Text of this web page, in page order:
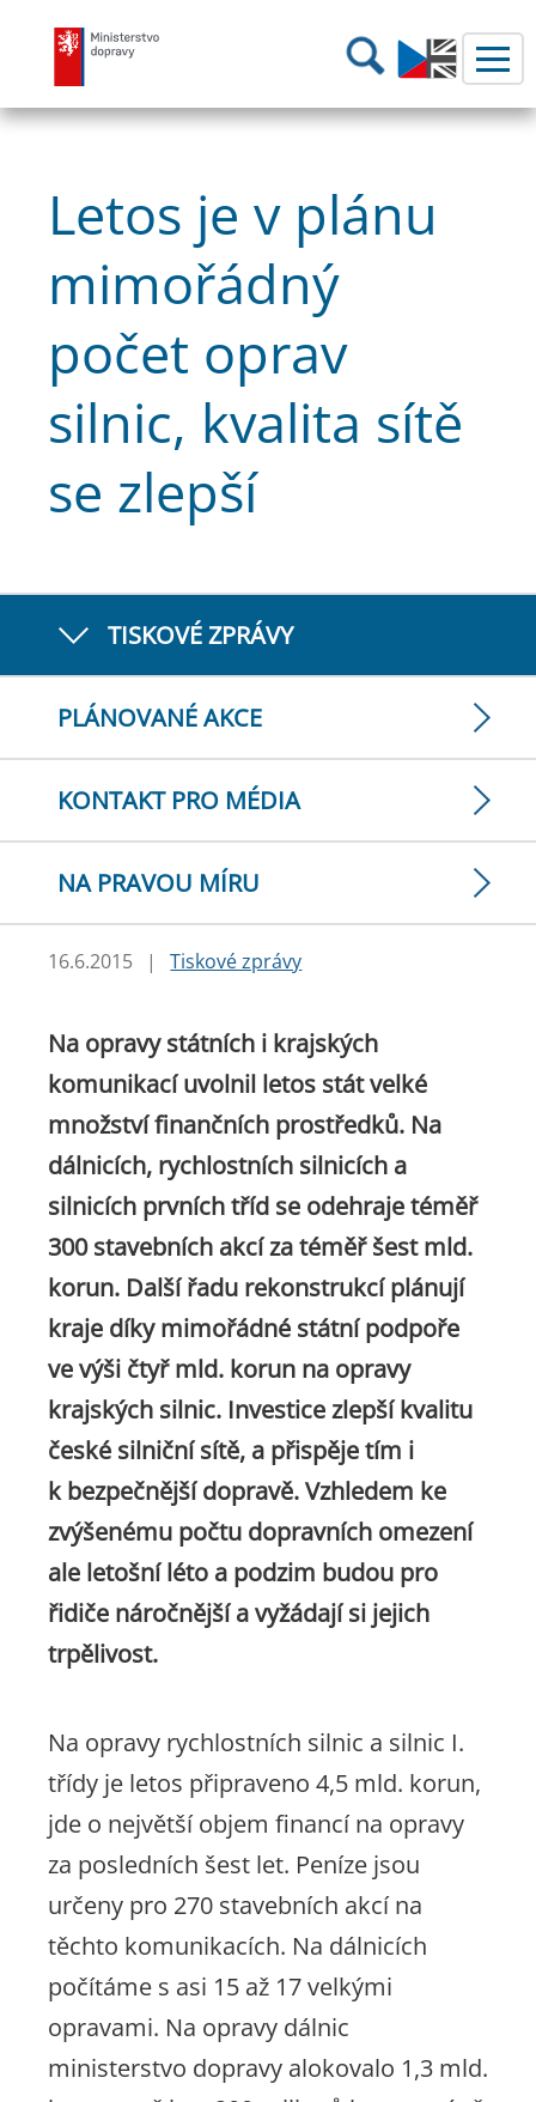
Ministerstvo dopravy Hledání
Letos je v plánu
mimořádný
počet oprav
silnic, kvalita sítě
se zlepší
TISKOVÉ ZPRÁVY
PLÁNOVANÉ AKCE
KONTAKT PRO MÉDIA
NA PRAVOU MÍRU
16.6.2015 | Tiskové zprávy
Na opravy státních i krajských
komunikací uvolnil letos stát velké
množství finančních prostředků. Na
dálnicích, rychlostních silnicích a
silnicích prvních tříd se odehraje téměř
300 stavebních akcí za téměř šest mld.
korun. Další řadu rekonstrukcí plánují
kraje díky mimořádné státní podpoře
ve výši čtyř mld. korun na opravy
krajských silnic. Investice zlepší kvalitu
české silniční sítě, a přispěje tím i
k bezpečnější dopravě. Vzhledem ke
zvýšenému počtu dopravních omezení
ale letošní léto a podzim budou pro
řidiče náročnější a vyžádají si jejich
trpělivost.
Na opravy rychlostních silnic a silnic I.
třídy je letos připraveno 4,5 mld. korun,
jde o největší objem financí na opravy
za posledních šest let. Peníze jsou
určeny pro 270 stavebních akcí na
těchto komunikacích. Na dálnicích
počítáme s asi 15 až 17 velkými
opravami. Na opravy dálnic
ministerstvo dopravy alokovalo 1,3 mld.